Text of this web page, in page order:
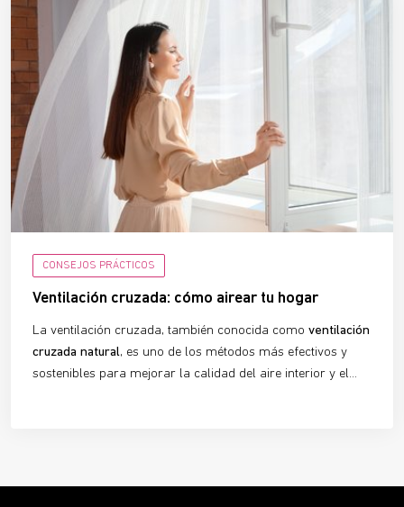
CONSEJOS PRÁCTICOS
Ventilación cruzada: cómo airear tu hogar
La ventilación cruzada, también conocida como ventilación
cruzada natural, es uno de los métodos más efectivos y
sostenibles para mejorar la calidad del aire interior y el